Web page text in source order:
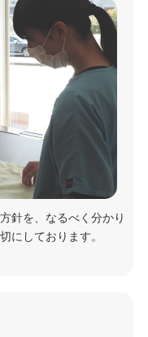
針を、なるべく分かり
にしております。